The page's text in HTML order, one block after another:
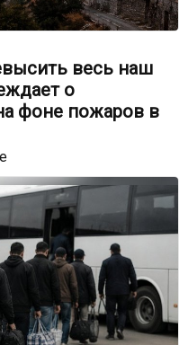
весь наш
о
фоне пожаров в